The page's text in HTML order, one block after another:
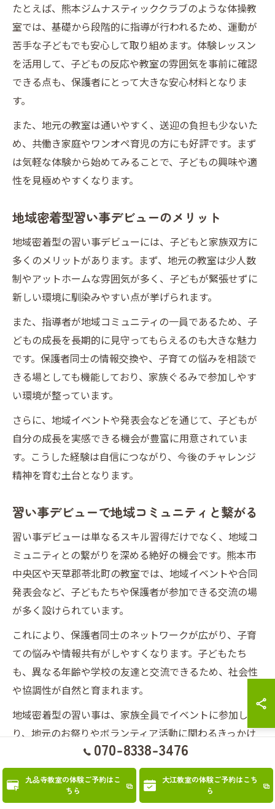
たとえば、熊本ジムナスティッククラブのような体操教
室では、基礎から段階的に指導が行われるため、運動が
苦手な子どもでも安心して取り組めます。体験レッスン
を活用して、子どもの反応や教室の雰囲気を事前に確認
できる点も、保護者にとって大きな安心材料となりま
す。
また、地元の教室は通いやすく、送迎の負担も少ないた
め、共働き家庭やワンオペ育児の方にも好評です。まず
は気軽な体験から始めてみることで、子どもの興味や適
性を見極めやすくなります。
地域密着型習い事デビューのメリット
地域密着型の習い事デビューには、子どもと家族双方に
多くのメリットがあります。まず、地元の教室は少人数
制やアットホームな雰囲気が多く、子どもが緊張せずに
新しい環境に馴染みやすい点が挙げられます。
また、指導者が地域コミュニティの一員であるため、子
どもの成長を長期的に見守ってもらえるのも大きな魅力
です。保護者同士の情報交換や、子育ての悩みを相談で
きる場としても機能しており、家族ぐるみで参加しやす
い環境が整っています。
さらに、地域イベントや発表会などを通じて、子どもが
自分の成長を実感できる機会が豊富に用意されていま
す。こうした経験は自信につながり、今後のチャレンジ
精神を育む土台となります。
習い事デビューで地域コミュニティと繋がる
習い事デビューは単なるスキル習得だけでなく、地域コ
ミュニティとの繋がりを深める絶好の機会です。熊本市
中央区や天草郡苓北町の教室では、地域イベントや合同
発表会など、子どもたちや保護者が参加できる交流の場
が多く設けられています。
これにより、保護者同士のネットワークが広がり、子育
ての悩みや情報共有がしやすくなります。子どもたち
も、異なる年齢や学校の友達と交流できるため、社会性
や協調性が自然と育まれます。
地域密着型の習い事は、家族全員でイベントに参加した
り、地元のお祭りやボランティア活動に関わるきっかけ
にもなります。これらの体験は、子どもにとっても家族
にとっても、日常を豊かにする大切な思い出となるでし
ょう。
070-8338-3476
九品寺教室の体験ご予約はこ
ちら
大江教室の体験ご予約はこち
ら